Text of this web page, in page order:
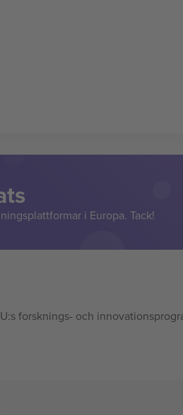
i Europa. Tack!
forsknings- och